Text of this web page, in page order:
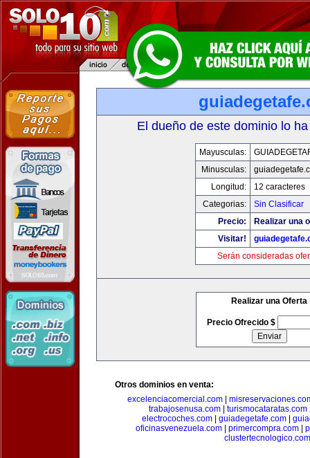
El dueño de este dominio lo
Mayusculas:
Minusculas:
Longitud:
12 caracteres
Categorias:
Sin Clasificar
Precio:
Realizar una
Visitar!
Serán consideradas
Realizar una Oferta
Precio Ofrecido $
Otros dominios en venta:
excelenciacomercial.com|
trabajosenusa.com| turismocataratas.com
electrocoches.com
guiadegetafe.com
oficinasvenezuela.com| primercompra.com|
clustertecnologico.com